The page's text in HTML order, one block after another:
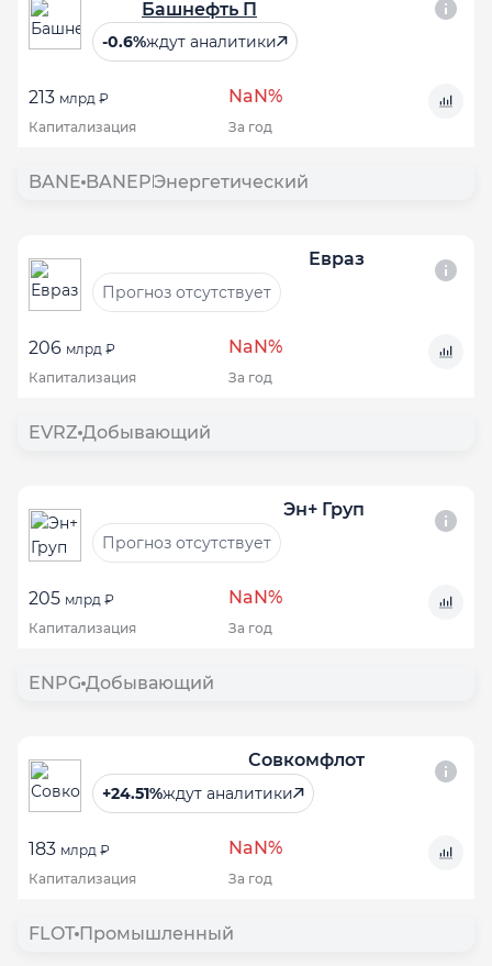
Башнефть П
-0.6%ждут аналитики
213 млрд ₽ NaN%
Капитализация За год
BANE BANEPЭнергетический
Евраз
Прогноз отсутствует
206 млрд ₽ NaN%
Капитализация За год
EVRZ Добывающий
Эн+ Груп
Прогноз отсутствует
205 млрд ₽ NaN%
Капитализация За год
ENPG Добывающий
Совкомфлот
+24.51%ждут аналитики
183 млрд ₽ NaN%
Капитализация За год
FLOT Промышленный